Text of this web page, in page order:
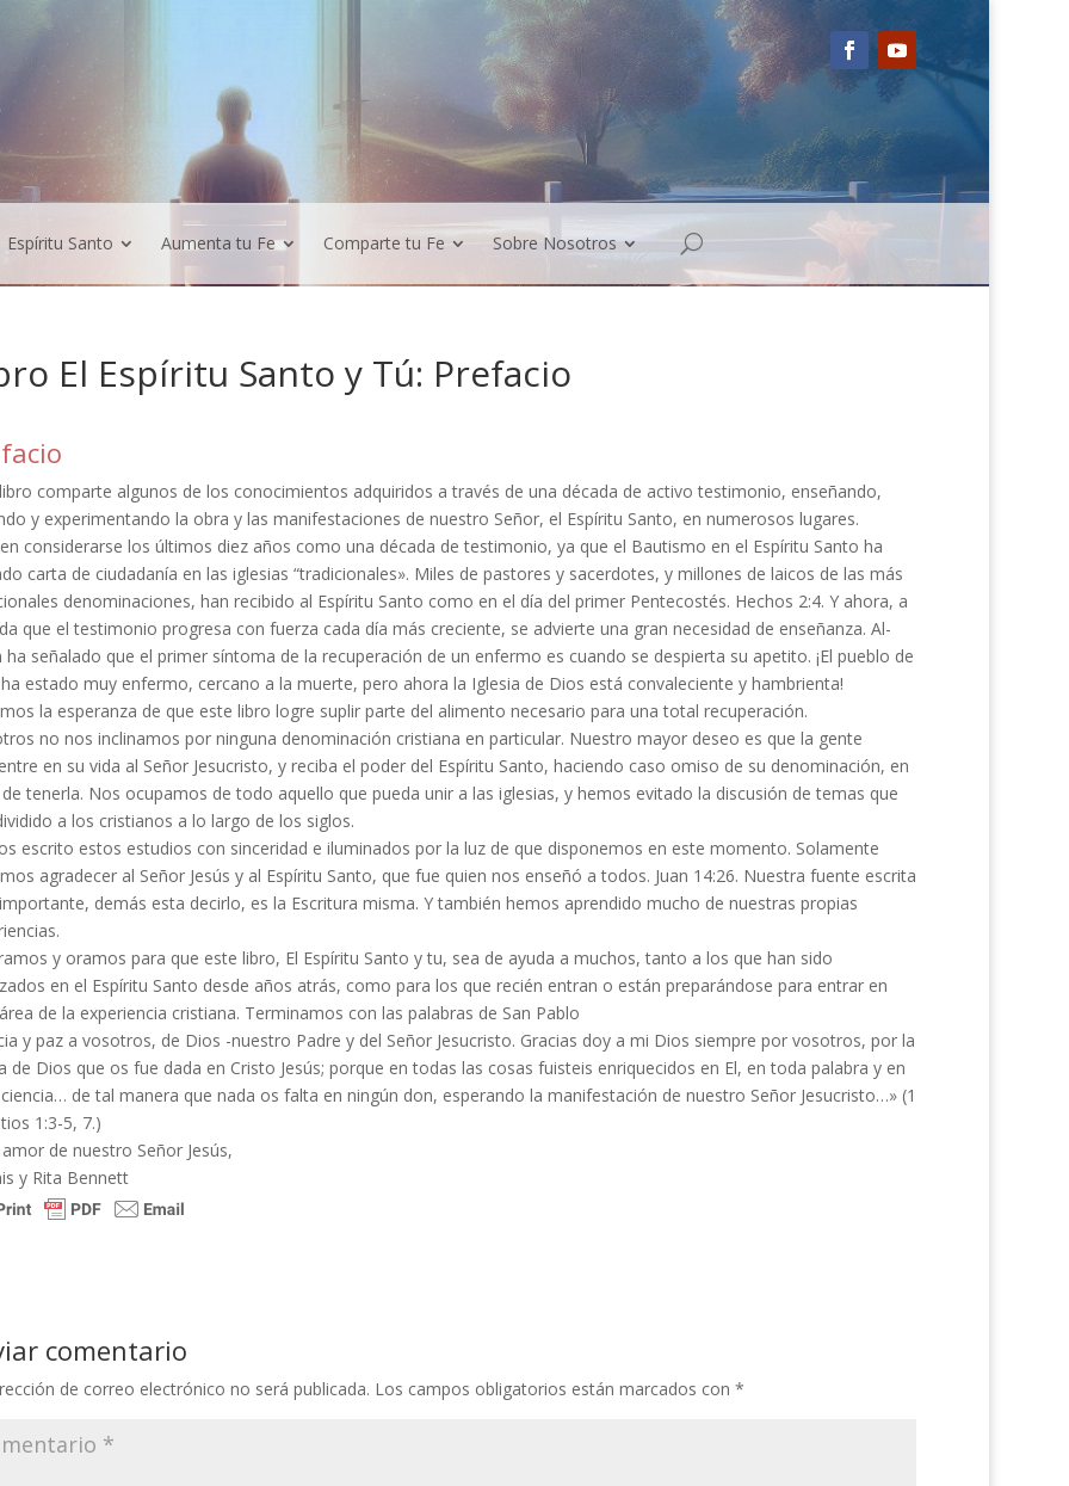
Espíritu Santo Aumenta tu Fe Comparte tu Fe Sobre Nosotros
El Espíritu Santo y Tú: Prefacio
comparte algunos de los conocimientos adquiridos a través de una década de activo testimo­nio, enseñando,
y experimentando la obra y las manifestaciones de nuestro Señor, el Espíritu Santo, en numerosos lugares.
considerarse los últimos diez años como una década de testimonio, ya que el Bautismo en el Espíritu Santo ha
carta de ciudadanía en las iglesias “tradicionales». Miles de pastores y sacer­dotes, y millones de laicos de las más
denominaciones, han recibido al Espíritu Santo como en el día del primer Pentecostés. Hechos 2:4. Y ahora, a
que el testimonio progresa con fuerza cada día más crecien­te, se advierte una gran necesidad de enseñanza. Al­
ha señalado que el primer síntoma de la recu­peración de un enfermo es cuando se despierta su apetito. ¡El pueblo de
estado muy enfermo, cercano a la muerte, pero ahora la Iglesia de Dios está convaleciente y hambrienta!
la espe­ranza de que este libro logre suplir parte del alimento necesario para una total recuperación.
no nos inclinamos por ninguna denominación cristiana en particular. Nues­tro mayor deseo es que la gente
en su vida al Señor Jesucristo, y reciba el poder del Espíritu Santo, haciendo caso omiso de su denominación, en
tenerla. Nos ocupamos de todo aquello que pueda unir a las iglesias, y hemos evi­tado la discusión de temas que
a los cristianos a lo largo de los siglos.
escrito estos estudios con sinceridad e iluminados por la luz de que disponemos en este momento. Solamente
agradecer al Señor Jesús y al Espíritu Santo, que fue quien nos enseñó a todos. Juan 14:26. Nuestra fuente escrita
demás esta decirlo, es la Es­critura misma. Y también hemos aprendido mucho de nuestras propias
y oramos para que este libro, El Espíritu Santo y tu, sea de ayuda a muchos, tanto a los que han sido
en el Espíritu Santo desde años atrás, como para los que recién entran o están pre­parándose para entrar en
de la experiencia cristiana. Terminamos con las palabras de San Pablo
y paz a vosotros, de Dios -nuestro Padre y del Señor Jesucristo. Gracias doy a mi Dios siempre por vosotros, por la
de Dios que os fue dada en Cristo Jesús; porque en todas las cosas fuisteis enriquecidos en El, en toda palabra y en
de tal manera que nada os falta en ningún don, esperando la manifestación de nuestro Señor Jesu­cristo…» (1
1:3-5, 7.)
de nuestro Señor Jesús,
y Rita Bennett
comentario
de correo electrónico no será publicada. Los campos obligatorios están marcados con *